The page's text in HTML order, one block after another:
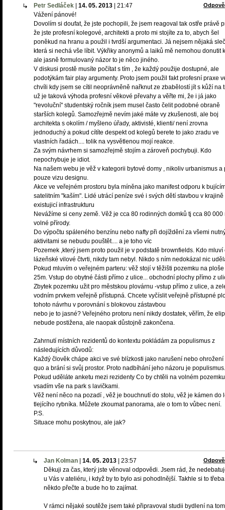
Petr Sedláček 14. 05. 2013 21:47
Vážení pánové!
Dovolím si doufat, že jste pochopili, že jsem reagoval tak ostře právě
že jste profesní kolegové, architekti a proto mi stojíte za to, abych šel
poněkud na hranu a použil i tvrdší argumentaci. Já nejsem nějaká
která si nechá vše líbit. Výkřiky anonymů a laiků mě nemohou donutit
ale jasně formulovaný názor to je něco jiného.
V diskusi prostě musíte počítat s tím , že každý použije dostupné, ale
podotýkám fair play argumenty. Proto jsem použil fakt profesní praxe
chvíli kdy jsem se cítil neoprávněně nařknut ze zbabělostí jít s kůží na
už je taková výhoda profesní věkové převahy a věřte mi, že i já jako
"revoluční" studentský ročník jsem musel často čelit podobné obraně
starších kolegů. Samozřejmě nevím jaké máte vy zkušenosti, ale boj
architekta s okolím / myšleno úřady, aktivisté, klienti/ není zrovna
jednoduchý a pokud cítíte despekt od kolegů berete to jako zradu ve
vlastních řadách.... tolik na vysvětlenou mojí reakce.
Za svým návrhem si samozřejmě stojím a zároveň pochybuji. Kdo
nepochybuje je idiot.
Na našem webu je věž v kategorii bytové domy , nikoliv urbanismus a
pouze vizu designu.
Akce ve veřejném prostoru byla míněna jako manifest odporu k
satelitním "kaším". Lidé utrácí peníze své i svých dětí stavbou v krajině
existujicí infrastrukturu
Nevážíme si ceny země. Věž je cca 80 rodinných domků tj cca 80 000
volné přírody.
Do výpočtu spáleného benzínu nebo nafty při dojíždění za všemi
aktivitami se nebudu pouštět.... a je toho víc
Pozemek ,který jsem proto použil je v podstatě brownfields. Kdo mluví
lázeňské vilové čtvrti, nikdy tam nebyl. Nikdo s ním nedokázal nic
Pokud mluvím o veřejném parteru: věž stojí v těžišti pozemku na
25m. Vstup do obytné části přímo z ulice... obchodní plochy přímo z
Zbytek pozemku užit pro městskou plovárnu -vstup přímo z ulice, a
vodním prvkem veřejně přístupná. Chcete vyčíslit veřejně přístupné
tohoto návrhu v porovnání s blokovou zástavbou
nebo je to jasné? Veřejného protoru není nikdy dostatek, věřím, že
nebude postižena, ale naopak důstojně zakončena.
Zahrnutí místních rezidentů do kontextu pokládám za populismus z
následujících důvodů:
Každý člověk chápe akci ve své blízkosti jako narušení nebo ohrožení
quo a brání si svůj prostor. Proto nadbíhání jeho názoru je populismus.
Pokud uděláte anketu mezi rezidenty Co by chtěli na volném
vsadím vše na park s lavičkami.
Věž není něco na pozadí , věž je bouchnutí do stolu, věž je kámen do
tlejícího rybníka. Můžete zkoumat panorama, ale o tom to vůbec není.
P.S.
Situace mohu poskytnou, ale jak?
Jan Kolman 14. 05. 2013 23:57
Děkuji za čas, který jste věnoval odpovědi. Jsem rád, že
u Vás v ateliéru, i když by to bylo asi pohodlnější. Takhle si to třeba
někdo přečte a bude ho to zajímat.
V rámci nějaké soutěže jsem také připravoval studii bydlení na